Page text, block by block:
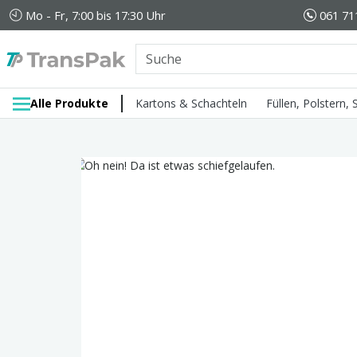
Mo - Fr, 7:00 bis 17:30 Uhr 061
Alle Produkte Kartons & Schachteln Füllen, Polstern,